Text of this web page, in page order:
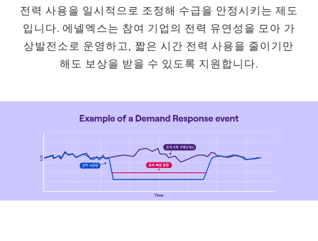
전력 사용을 일시적으로 조정해 수급을 안정시키는 제도
입니다. 에넬엑스는 참여 기업의 전력 유연성을 모아 가
상발전소로 운영하고, 짧은 시간 전력 사용을 줄이기만
해도 보상을 받을 수 있도록 지원합니다.